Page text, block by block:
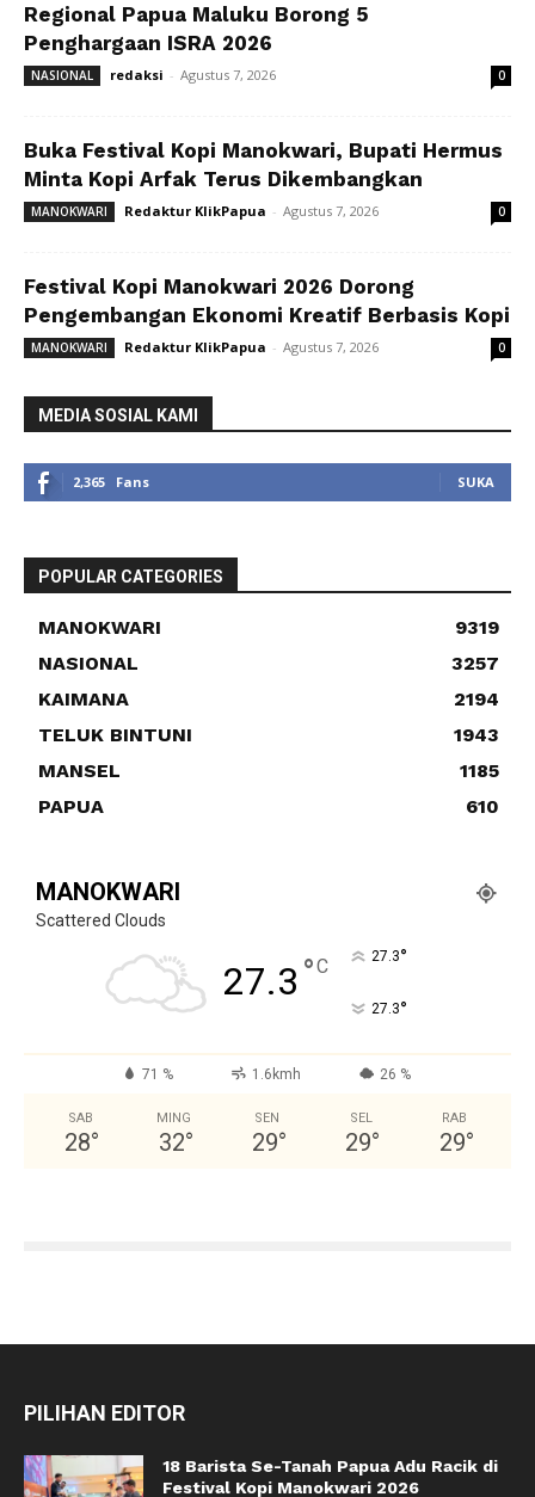
Regional Papua Maluku Borong 5
Penghargaan ISRA 2026
NASIONAL redaksi - Agustus 7, 2026 0
Buka Festival Kopi Manokwari, Bupati Hermus
Minta Kopi Arfak Terus Dikembangkan
MANOKWARI Redaktur KlikPapua - Agustus 7, 2026 0
Festival Kopi Manokwari 2026 Dorong
Pengembangan Ekonomi Kreatif Berbasis Kopi
MANOKWARI Redaktur KlikPapua - Agustus 7, 2026 0
MEDIA SOSIAL KAMI
2,365 Fans SUKA
POPULAR CATEGORIES
MANOKWARI
9319
NASIONAL
3257
KAIMANA
2194
TELUK BINTUNI
1943
MANSEL
1185
PAPUA
610
MANOKWARI
Scattered Clouds
27.3 °C 27.3°
27.3°
71 % 1.6kmh 26 %
SAB
28°
MING
32°
SEN
29°
SEL
29°
RAB
29°
PILIHAN EDITOR
18 Barista Se-Tanah Papua Adu Racik di
Festival Kopi Manokwari 2026